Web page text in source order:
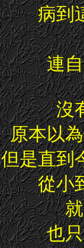
病到
連
沒
原本以
但是直到
從小
也